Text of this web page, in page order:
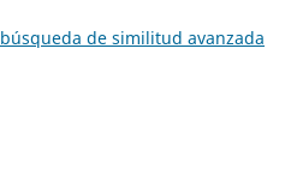
de similitud avanzada